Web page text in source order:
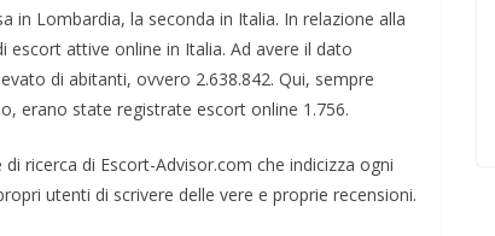
in Lombardia, la seconda in Italia. In relazione alla
escort attive online in Italia. Ad avere il dato
di abitanti, ovvero 2.638.842. Qui, sempre
erano state registrate escort online 1.756.
ricerca di Escort-Advisor.com che indicizza ogni
utenti di scrivere delle vere e proprie recensioni.